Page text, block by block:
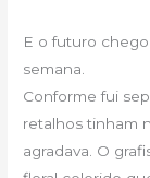
E o futuro
semana.
Conforme fui
retalhos tinham
agradava. O